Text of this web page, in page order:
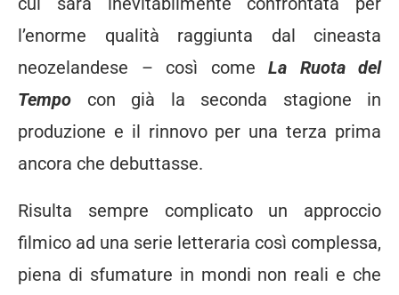
l’enorme qualità raggiunta dal cineasta
neozelandese – così come La Ruota del
Tempo con già la seconda stagione in
produzione e il rinnovo per una terza prima
ancora che debuttasse.
Risulta sempre complicato un approccio
filmico ad una serie letteraria così complessa,
piena di sfumature in mondi non reali e che